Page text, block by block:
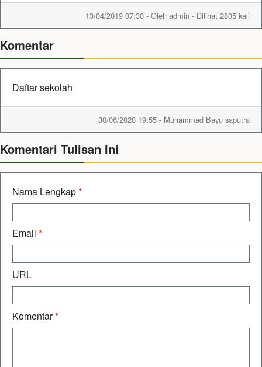
13/04/2019 07:30 - Oleh admin - Dilihat 2805 kali
Komentar
Daftar sekolah
30/06/2020 19:55 - Muhammad Bayu saputra
Komentari Tulisan Ini
Nama Lengkap*
Email *
URL
Komentar*